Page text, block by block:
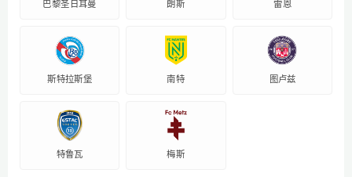
巴黎圣日耳曼 朗斯 雷恩
斯特拉斯堡 南特 图卢兹
特鲁瓦 梅斯